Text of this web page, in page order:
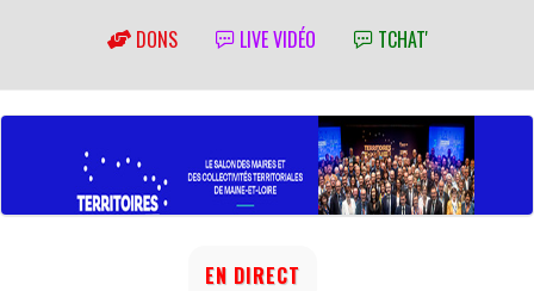
DONS LIVE VIDÉO TCHAT'
EN DIRECT